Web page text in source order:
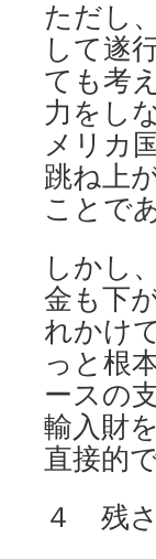
ただし
して遂
ても考
力をし
メリカ
跳ね上
ことで
しかし
金も下
れかけ
っと根
ースの
輸入財
直接的
４ 残さ